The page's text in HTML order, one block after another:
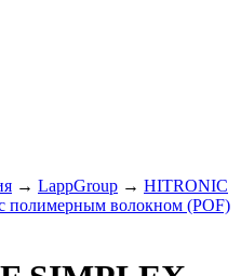
→ LappGroup → HITRONIC
полимерным волокном (POF)